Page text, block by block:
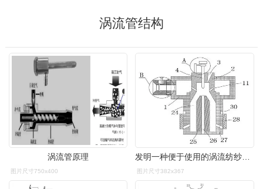
涡流管结构
涡流管原理
图片尺寸750x400 图片尺寸382x367